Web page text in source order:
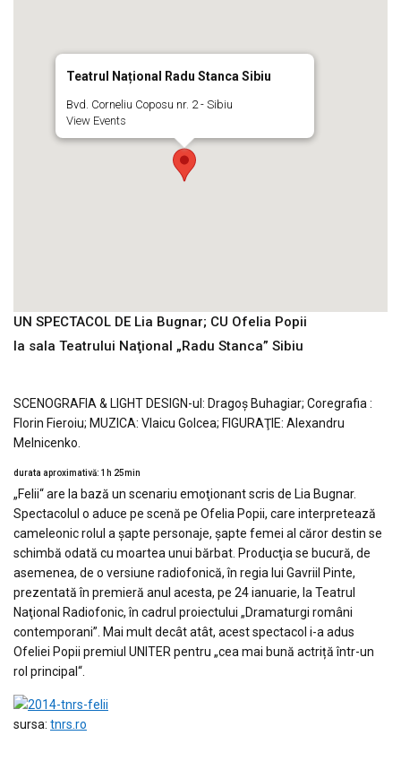
Teatrul Național Radu Stanca Sibiu
Bvd. Corneliu Coposu nr. 2 - Sibiu
View Events
UN SPECTACOL DE Lia Bugnar; CU Ofelia Popii
la sala Teatrului Naţional „Radu Stanca” Sibiu
SCENOGRAFIA & LIGHT DESIGN-ul: Dragoş Buhagiar; Coregrafia :
Florin Fieroiu; MUZICA: Vlaicu Golcea; FIGURAŢIE: Alexandru
Melnicenko.
durata aproximativă: 1h 25min
„Felii“ are la bază un scenariu emoţionant scris de Lia Bugnar.
Spectacolul o aduce pe scenă pe Ofelia Popii, care interpretează
cameleonic rolul a şapte personaje, şapte femei al căror destin se
schimbă odată cu moartea unui bărbat. Producţia se bucură, de
asemenea, de o versiune radiofonică, în regia lui Gavriil Pinte,
prezentată în premieră anul acesta, pe 24 ianuarie, la Teatrul
Naţional Radiofonic, în cadrul proiectului „Dramaturgi români
contemporani”. Mai mult decât atât, acest spectacol i-a adus
Ofeliei Popii premiul UNITER pentru „cea mai bună actriță într-un
rol principal“.
sursa: tnrs.ro